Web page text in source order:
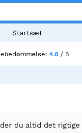
Startsæt
4.8 / 5
du altid det